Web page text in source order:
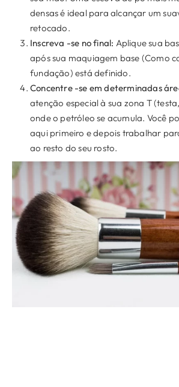
densas é ideal para alcançar um
retocado.
Inscreva -se no final: Aplique sua
após sua maquiagem base (Como
fundação) está definido.
Concentre -se em determinadas
atenção especial à sua zona T
onde o petróleo se acumula. Você
aqui primeiro e depois trabalhar
ao resto do seu rosto.